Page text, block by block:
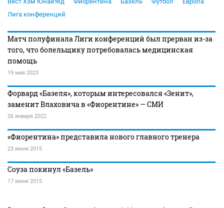
Лига конференций
Матч полуфинала Лиги конференций был прерван из-за
того, что болельщику потребовалась медицинская
помощь
19 мая 2023
Форвард «Базеля», которым интересовался «Зенит»,
заменит Влаховича в «Фиорентине» — СМИ
26 января 2022
«Фиорентина» представила нового главного тренера
23 июня 2015
Соуза покинул «Базель»
17 июня 2015